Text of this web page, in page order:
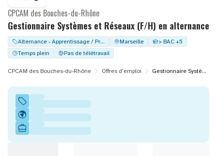
Gestionnaire Systèmes et Réseaux (F/H) en alternance
CPCAM des Bouches-du-Rhône
Alternance - Apprentissage / Professionalisation Marseille
> BAC +5
Temps plein
Pas de télétravail
CPCAM des Bouches-du-Rhône Offres d'emploi Gestionnaire Systèmes et Réseaux (F/H) en alternance